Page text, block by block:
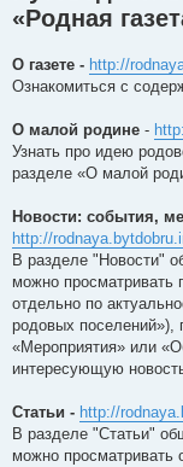
«Родная
О газете - http://
Ознакомиться с
О малой родине -
Узнать про идею
разделе «О малой
Новости: события,
http://
В разделе "Новости"
можно просматривать
отдельно по
родовых поселений»),
«Мероприятия» или
интересующую
Статьи - http://
В разделе "Статьи"
можно просматривать